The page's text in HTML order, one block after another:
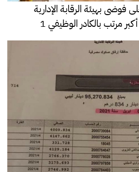
بهيئة الرقابة الإدارية
مرتب بالكادر الوظيفي 1